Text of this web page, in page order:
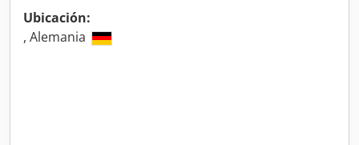
Ubicación:
, Alemania